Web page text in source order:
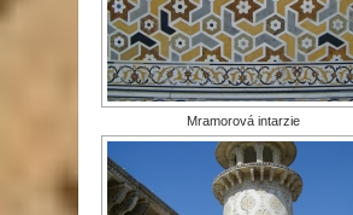
Mramorová intarzie